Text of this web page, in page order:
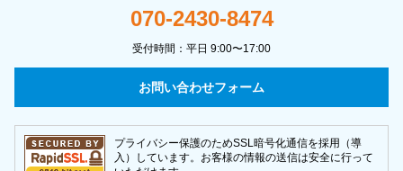
070-2430-8474
受付時間：平日 9:00〜17:00
お問い合わせフォーム
プライバシー保護のためSSL暗号化通信を採用（導
入）しています。お客様の情報の送信は安全に行って